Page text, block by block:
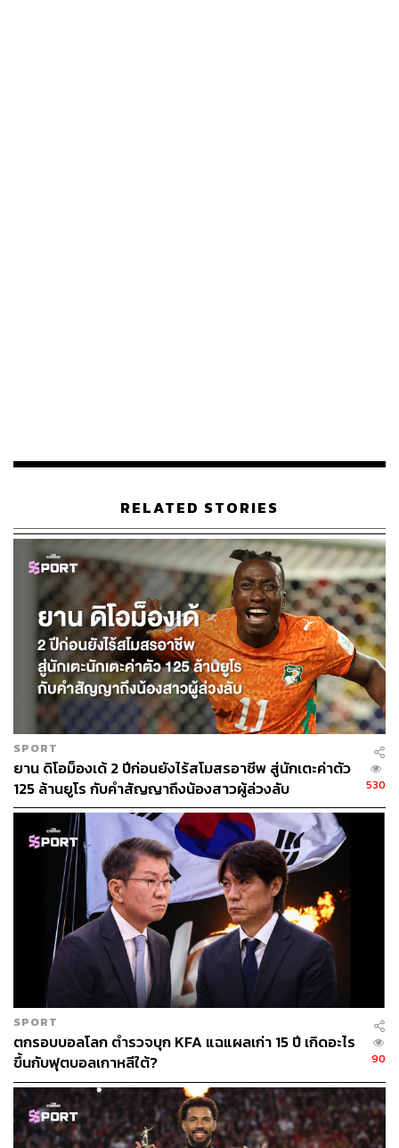
226
ABOUT THE AUTHOR
THE STANDARD TEAM
กองบรรณาธิการ THE STANDARD
RELATED STORIES
SPORT
ยาน ดิโอม็องเด้ 2 ปีก่อนยังไร้สโมสรอาชีพ สู่นักเตะค่าตัว
125 ล้านยูโร กับคำสัญญาถึงน้องสาวผู้ล่วงลับ
530
SPORT
ตกรอบบอลโลก ตำรวจบุก KFA แฉแผลเก่า 15 ปี เกิดอะไร
ขึ้นกับฟุตบอลเกาหลีใต้?
90